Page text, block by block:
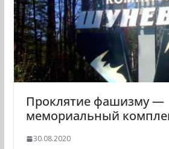
Проклятие фашизму —
мемориальный
30.08.2020